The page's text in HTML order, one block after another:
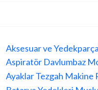
Aksesuar ve
Aspiratör Davlumbaz
Ayaklar Tezgah Makine